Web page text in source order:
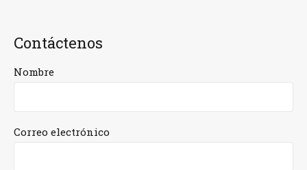
Contáctenos
Nombre
Correo electrónico